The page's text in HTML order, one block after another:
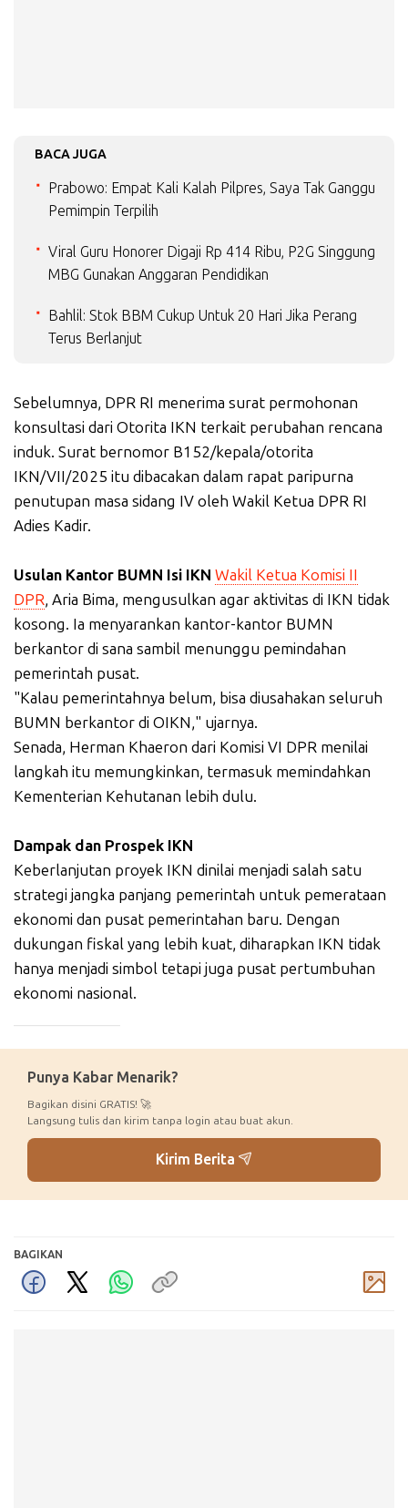
BACA JUGA
Prabowo: Empat Kali Kalah Pilpres, Saya Tak Ganggu
Pemimpin Terpilih
Viral Guru Honorer Digaji Rp 414 Ribu, P2G Singgung
MBG Gunakan Anggaran Pendidikan
Bahlil: Stok BBM Cukup Untuk 20 Hari Jika Perang
Terus Berlanjut
Sebelumnya, DPR RI menerima surat permohonan
konsultasi dari Otorita IKN terkait perubahan rencana
induk. Surat bernomor B152/kepala/otorita
IKN/VII/2025 itu dibacakan dalam rapat paripurna
penutupan masa sidang IV oleh Wakil Ketua DPR RI
Adies Kadir.
Usulan Kantor BUMN Isi IKN Wakil Ketua Komisi II
DPR, Aria Bima, mengusulkan agar aktivitas di IKN tidak
kosong. Ia menyarankan kantor-kantor BUMN
berkantor di sana sambil menunggu pemindahan
pemerintah pusat.
"Kalau pemerintahnya belum, bisa diusahakan seluruh
BUMN berkantor di OIKN," ujarnya.
Senada, Herman Khaeron dari Komisi VI DPR menilai
langkah itu memungkinkan, termasuk memindahkan
Kementerian Kehutanan lebih dulu.
Dampak dan Prospek IKN
Keberlanjutan proyek IKN dinilai menjadi salah satu
strategi jangka panjang pemerintah untuk pemerataan
ekonomi dan pusat pemerintahan baru. Dengan
dukungan fiskal yang lebih kuat, diharapkan IKN tidak
hanya menjadi simbol tetapi juga pusat pertumbuhan
ekonomi nasional.
Punya Kabar Menarik?
Bagikan disini GRATIS! 🚀
Langsung tulis dan kirim tanpa login atau buat akun.
Kirim Berita
BAGIKAN